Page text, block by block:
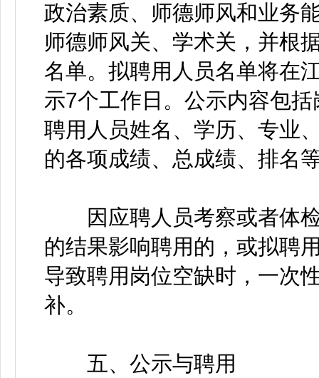
政治素质、师德师风和业务
师德师风关、学术关，并根
名单。拟聘用人员名单将在
示7个工作日。公示内容包
聘用人员姓名、学历、专业
的各项成绩、总成绩、排名
因应聘人员考察或者体检
的结果影响聘用的，或拟聘
导致聘用岗位空缺时，一次
补。
五、公示与聘用